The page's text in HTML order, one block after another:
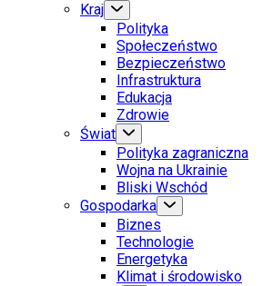
Kraj
Polityka
Społeczeństwo
Bezpieczeństwo
Infrastruktura
Edukacja
Zdrowie
Świat
Polityka zagraniczna
Wojna na Ukrainie
Bliski Wschód
Gospodarka
Biznes
Technologie
Energetyka
Klimat i środowisko